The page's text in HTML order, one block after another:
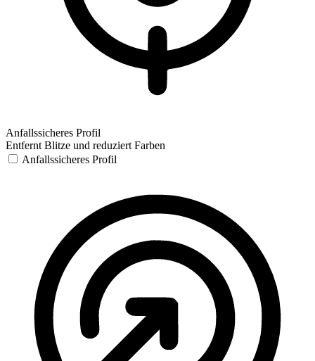
Anfallssicheres Profil
Entfernt Blitze und reduziert Farben
Anfallssicheres Profil